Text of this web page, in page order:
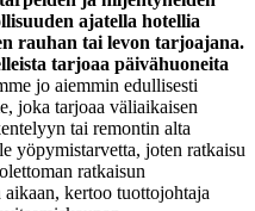
ajatella hotellia
rauhan tai levon tarjoajana.
tarjoaa päivähuoneita
jo aiemmin edullisesti
joka tarjoaa väliaikaisen
tai remontin alta
yöpymistarvetta, joten ratkaisu
ratkaisun
kertoo tuottojohtaja